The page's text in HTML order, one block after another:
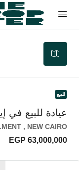
عيادة للبيع في
, NEW CAIRO
EGP 63,000,000